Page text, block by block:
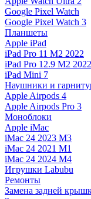
Google Pixel Watch
Google Pixel Watch 3
Планшеты
Apple iPad
iPad Pro 11 M2 2022
iPad Pro 12.9 M2 2022
iPad Mini 7
Наушники и
Apple Airpods 4
Apple Airpods Pro 3
Моноблоки
Apple iMac
iMac 24 2023 M3
iMac 24 2021 M1
iMac 24 2024 M4
Игрушки Labubu
Ремонты
Замена задней